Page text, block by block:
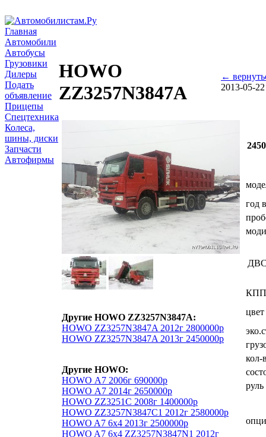
Главная
Автомобили
Автобусы
Грузовики
Дилеры
Подать
объявление
Прицепы
Спецтехника
Колеса,
шины, диски
Запчасти
Автофирмы
HOWO
ZZ3257N3847A
←
2013-05-22
Другие HOWO ZZ3257N3847A:
HOWO ZZ3257N3847A 2012г 2800000р
HOWO ZZ3257N3847A 2013г 2450000р
Другие HOWO:
HOWO А7 2006г 690000р
HOWO А7 2014г 2650000р
HOWO ZZ3251C 2008г 1400000р
HOWO ZZ3257N3847C1 2012г 2580000р
HOWO A7 6x4 2013г 2500000р
HOWO A7 6x4 ZZ3257N3847N1 2012г
год
КПП
цвет
кол-
руль